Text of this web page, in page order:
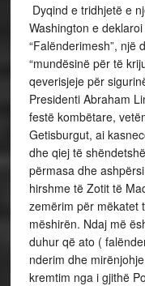
Dyqind e tridhjetë e
Washington e
“Falënderimesh”, një
“mundësinë për të
qeverisjeje për
Presidenti Abraham
festë kombëtare,
Getisburgut, ai
dhe qiej të
përmasa dhe
hirshme të Zotit të
zemërim për mëkatet
mëshirën. Ndaj më
duhur që ato (
nderim dhe
kremtim nga i gjithë